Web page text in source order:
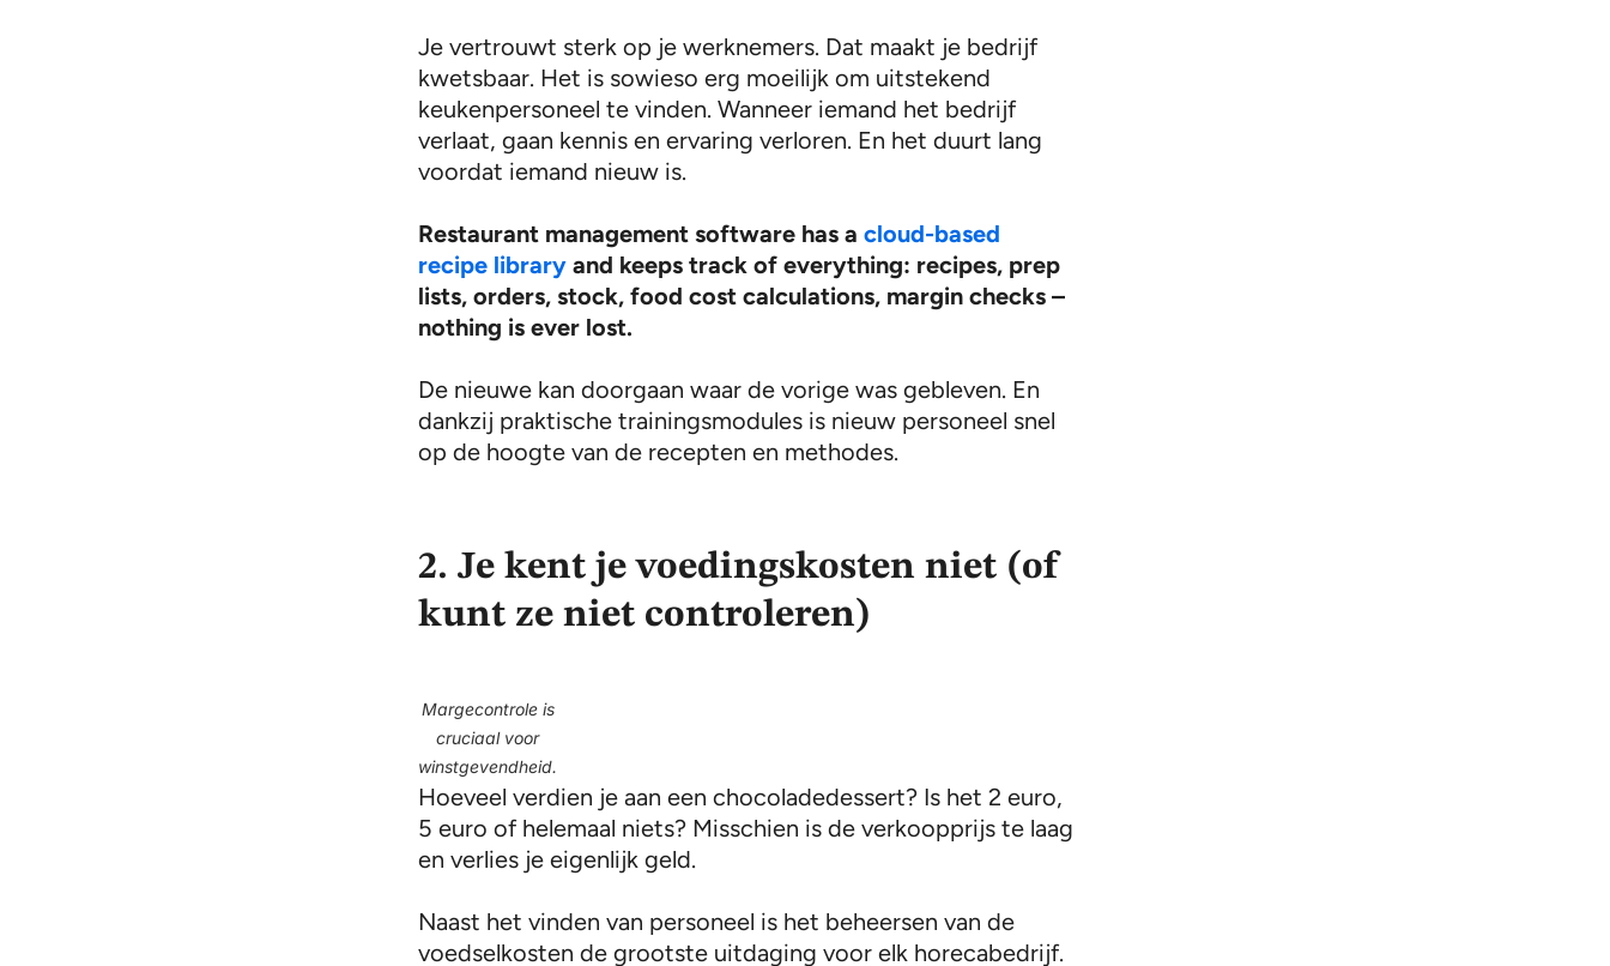
Je vertrouwt sterk op je werknemers. Dat maakt je bedrijf
kwetsbaar. Het is sowieso erg moeilijk om uitstekend
keukenpersoneel te vinden. Wanneer iemand het bedrijf
verlaat, gaan kennis en ervaring verloren. En het duurt lang
voordat iemand nieuw is.
Restaurant management software has acloud-based
recipe library and keeps track of everything: recipes, prep
lists, orders, stock, food cost calculations, margin checks –
nothing is ever lost.
De nieuwe kan doorgaan waar de vorige was gebleven. En
dankzij praktische trainingsmodules is nieuw personeel snel
op de hoogte van de recepten en methodes.
2. Je kent je voedingskosten niet (of
kunt ze niet controleren)
Margecontrole is
cruciaal voor
winstgevendheid.
Hoeveel verdien je aan een chocoladedessert? Is het 2 euro,
5 euro of helemaal niets? Misschien is de verkoopprijs te laag
en verlies je eigenlijk geld.
Naast het vinden van personeel is het beheersen van de
voedselkosten de grootste uitdaging voor elk horecabedrijf.